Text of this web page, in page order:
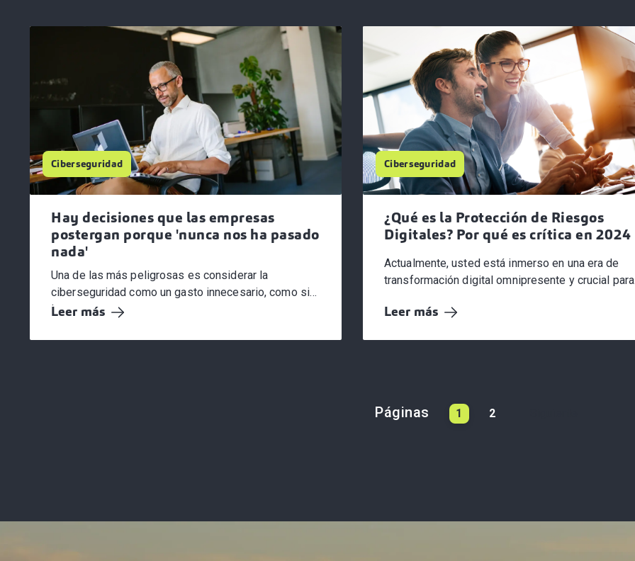
Ciberseguridad
Hay decisiones que las empresas
postergan porque 'nunca nos ha pasado
nada'
Una de las más peligrosas es considerar la
ciberseguridad como un gasto innecesario, como si
los...
Leer más
Ciberseguridad
¿Qué es la Protección de Riesgos
Digitales? Por qué es crítica en 2024
Actualmente, usted está inmerso en una era de
transformación digital omnipresente y crucial
Leer más
Páginas 1 2